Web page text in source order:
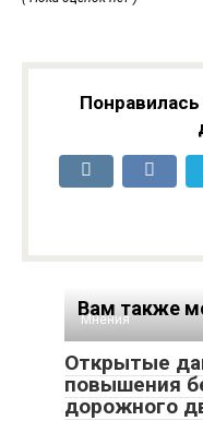
Вам также
Мнения
Открытые
повышения
дорожного